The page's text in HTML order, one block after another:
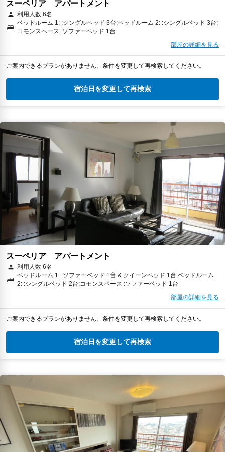
スーペリア アパートメント
利用人数 6名
ベッドルーム 1: :シングルベッド 3台;ベッドルーム 2: :シングルベッド 3台;
コモンスペース :ソファーベッド 1台
部屋の詳細を見る
ご案内できるプランがありません。条件を変更して再検索してください。
宿泊日を変更して再検索
スーペリア アパートメント
利用人数 6名
ベッドルーム 1: :ソファーベッド 1台 & クイーンベッド 1台;ベッドルーム
2: :シングルベッド 2台;コモンスペース :ソファーベッド 1台
部屋の詳細を見る
ご案内できるプランがありません。条件を変更して再検索してください。
宿泊日を変更して再検索